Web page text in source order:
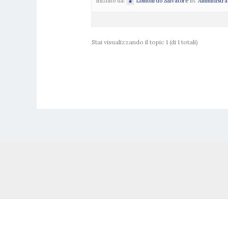
Stai visualizzando il topic 1 (di 1 totali)